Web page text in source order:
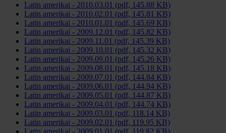
Latin amerikai - 2010.03.01 (pdf, 145.88 KB)
Latin amerikai - 2010.02.01 (pdf, 145.81 KB)
Latin amerikai - 2010.01.01 (pdf, 145.69 KB)
Latin amerikai - 2009.12.01 (pdf, 145.82 KB)
Latin amerikai - 2009.11.01 (pdf, 145.39 KB)
Latin amerikai - 2009.10.01 (pdf, 145.32 KB)
Latin amerikai - 2009.09.01 (pdf, 145.26 KB)
Latin amerikai - 2009.08.01 (pdf, 145.18 KB)
Latin amerikai - 2009.07.01 (pdf, 144.84 KB)
Latin amerikai - 2009.06.01 (pdf, 144.94 KB)
Latin amerikai - 2009.05.01 (pdf, 144.87 KB)
Latin amerikai - 2009.04.01 (pdf, 144.74 KB)
Latin amerikai - 2009.03.01 (pdf, 118.14 KB)
Latin amerikai - 2009.02.01 (pdf, 119.95 KB)